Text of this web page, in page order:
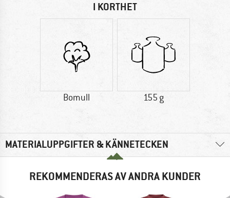
I KORTHET
Bomull 155 g
MATERIALUPPGIFTER & KÄNNETECKEN
REKOMMENDERAS AV ANDRA KUNDER